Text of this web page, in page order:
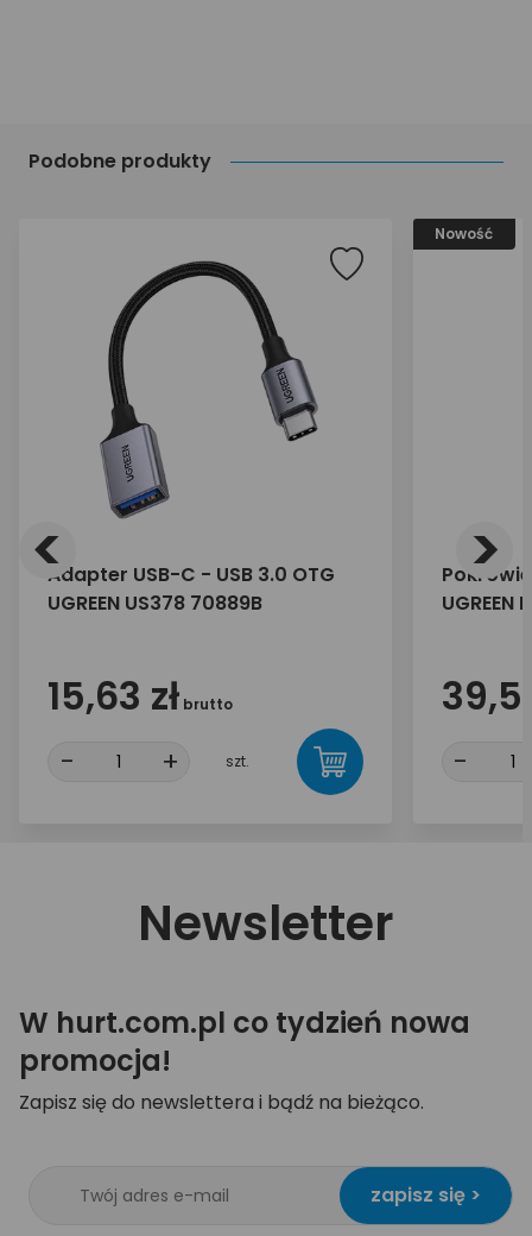
Podobne produkty
Adapter USB-C - USB 3.0 OTG
UGREEN US378 70889B
15,63 zł brutto
- + szt.
Nowość
UGREEN
-
< >
Newsletter
W hurt.com.pl co tydzień nowa
promocja!
Zapisz się do newslettera i bądź na bieżąco.
zapisz się >